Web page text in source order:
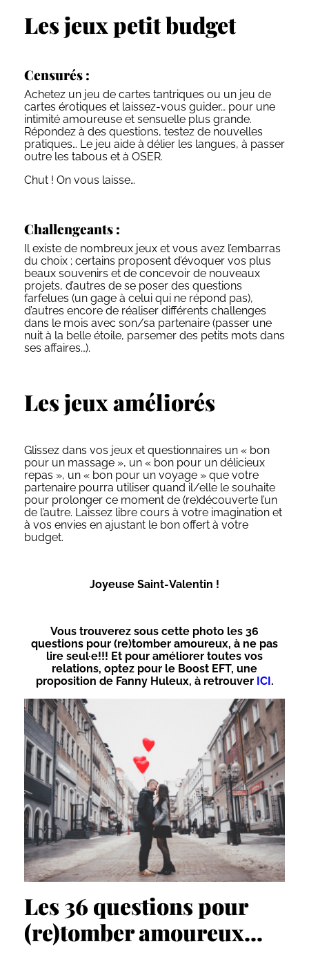
Les jeux petit budget
Censurés :
Achetez un jeu de cartes tantriques ou un jeu de
cartes érotiques et laissez-vous guider… pour une
intimité amoureuse et sensuelle plus grande.
Répondez à des questions, testez de nouvelles
pratiques… Le jeu aide à délier les langues, à passer
outre les tabous et à OSER.
Chut ! On vous laisse…
Challengeants :
Il existe de nombreux jeux et vous avez l’embarras
du choix ; certains proposent d’évoquer vos plus
beaux souvenirs et de concevoir de nouveaux
projets, d’autres de se poser des questions
farfelues (un gage à celui qui ne répond pas),
d’autres encore de réaliser différents challenges
dans le mois avec son/sa partenaire (passer une
nuit à la belle étoile, parsemer des petits mots dans
ses affaires…).
Les jeux améliorés
Glissez dans vos jeux et questionnaires un « bon
pour un massage », un « bon pour un délicieux
repas », un « bon pour un voyage » que votre
partenaire pourra utiliser quand il/elle le souhaite
pour prolonger ce moment de (re)découverte l’un
de l’autre. Laissez libre cours à votre imagination et
à vos envies en ajustant le bon offert à votre
budget.
Joyeuse Saint-Valentin !
Vous trouverez sous cette photo les 36
questions pour (re)tomber amoureux, à ne pas
lire seul·e!!! Et pour améliorer toutes vos
relations, optez pour le Boost EFT, une
proposition de Fanny Huleux, à retrouver ICI .
Les 36 questions pour
(re)tomber amoureux…